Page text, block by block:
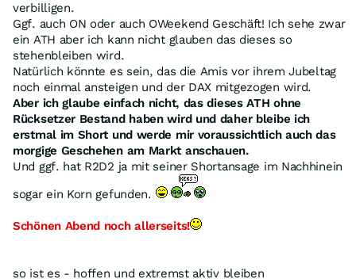
verbilligen.
Ggf. auch ON oder auch OWeekend Geschäft! Ich sehe zwar
ein ATH aber ich kann nicht glauben das dieses so
stehenbleiben wird.
Natürlich könnte es sein, das die Amis vor ihrem Jubeltag
noch einmal ansteigen und der DAX mitgezogen wird.
Aber ich glaube einfach nicht, das dieses ATH ohne
Rücksetzer Bestand haben wird und daher bleibe ich
erstmal im Short und werde mir voraussichtlich auch das
morgige Geschehen am Markt anschauen.
Und ggf. hat R2D2 ja mit seiner Shortansage im Nachhinein
sogar ein Korn gefunden.
Schönen Abend noch allerseits!
so ist es - hoffen und extremst aktiv bleiben